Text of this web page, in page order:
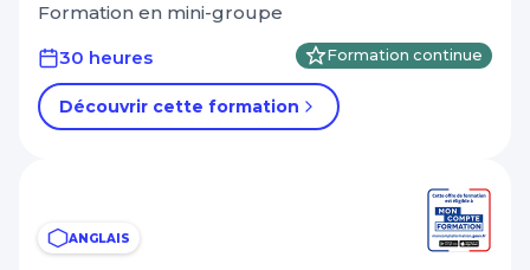
Formation en mini-groupe
30 heures
Formation continue
Découvrir cette formation
ANGLAIS